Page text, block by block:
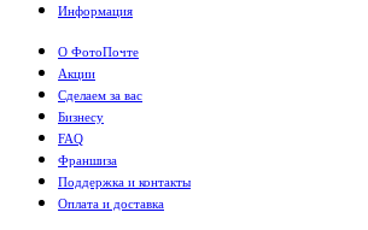
Информация
О ФотоПочте
Акции
Сделаем за вас
Бизнесу
FAQ
Франшиза
Поддержка и контакты
Оплата и доставка